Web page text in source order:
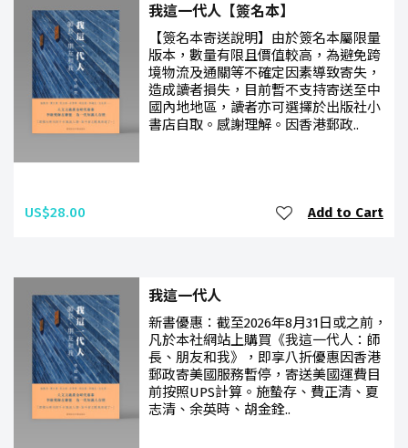
我這一代人【簽名本】
【簽名本寄送說明】由於簽名本屬限量
版本，數量有限且價值較高，為避免跨
境物流及通關等不確定因素導致寄失，
造成讀者損失，目前暫不支持寄送至中
國內地地區，讀者亦可選擇於出版社小
書店自取。感謝理解。因香港郵政..
US$28.00 Add to Cart
我這一代人
新書優惠：截至2026年8月31日或之前，
凡於本社網站上購買《我這一代人：師
長、朋友和我》，即享八折優惠因香港
郵政寄美國服務暫停，寄送美國運費目
前按照UPS計算。施蟄存、費正清、夏
志清、余英時、胡金銓..